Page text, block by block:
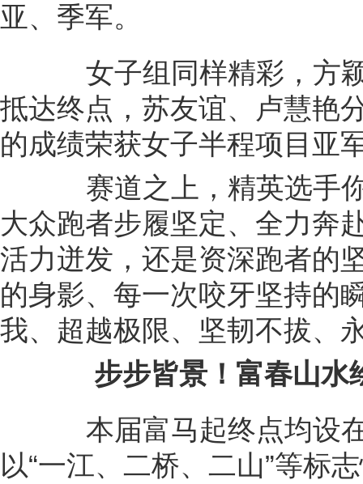
亚、季军。
女子组同样精彩，方颖
抵达终点，苏友谊、卢慧艳
的成绩荣获女子半程项目亚
赛道之上，精英选手你
大众跑者步履坚定、全力奔
活力迸发，还是资深跑者的
的身影、每一次咬牙坚持的
我、超越极限、坚韧不拔、
步步皆景！富春山水
本届富马起终点均设在
以“一江、二桥、二山”等标